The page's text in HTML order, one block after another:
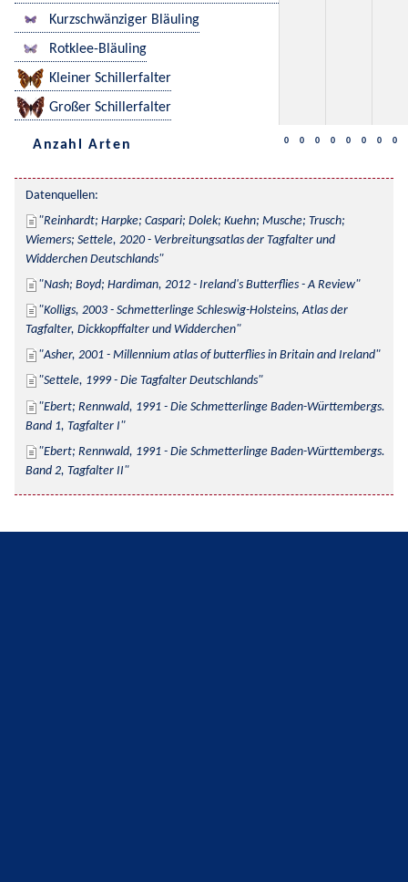
Kurzschwänziger Bläuling
Rotklee-Bläuling
Kleiner Schillerfalter
Großer Schillerfalter
Anzahl Arten 0 0 0 0 0 0 0 0
Datenquellen:
Reinhardt; Harpke; Caspari; Dolek; Kuehn; Musche; Trusch;
Wiemers; Settele, 2020 - Verbreitungsatlas der Tagfalter und
Widderchen Deutschlands
Nash; Boyd; Hardiman, 2012 - Ireland's Butterflies - A Review
Kolligs, 2003 - Schmetterlinge Schleswig-Holsteins, Atlas der
Tagfalter, Dickkopffalter und Widderchen
Asher, 2001 - Millennium atlas of butterflies in Britain and Ireland
Settele, 1999 - Die Tagfalter Deutschlands
Ebert; Rennwald, 1991 - Die Schmetterlinge Baden-Württembergs.
Band 1, Tagfalter I
Ebert; Rennwald, 1991 - Die Schmetterlinge Baden-Württembergs.
Band 2, Tagfalter II